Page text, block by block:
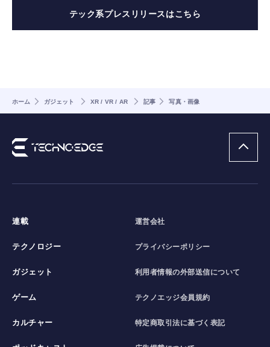
テック系プレスリリースはこちら
ホーム ガジェット XR / VR / AR 記事 写真・画像
連載
テクノロジー
ガジェット
ゲーム
カルチャー
運営会社
プライバシーポリシー
利用者情報の外部送信について
テクノエッジ会員規約
特定商取引法に基づく表記